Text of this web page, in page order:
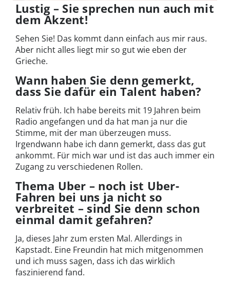
Lustig – Sie sprechen nun auch mit
dem Akzent!
Sehen Sie! Das kommt dann einfach aus mir raus.
Aber nicht alles liegt mir so gut wie eben der
Grieche.
Wann haben Sie denn gemerkt,
dass Sie dafür ein Talent haben?
Relativ früh. Ich habe bereits mit 19 Jahren beim
Radio angefangen und da hat man ja nur die
Stimme, mit der man überzeugen muss.
Irgendwann habe ich dann gemerkt, dass das gut
ankommt. Für mich war und ist das auch immer ein
Zugang zu verschiedenen Rollen.
Thema Uber – noch ist Uber-
Fahren bei uns ja nicht so
verbreitet – sind Sie denn schon
einmal damit gefahren?
Ja, dieses Jahr zum ersten Mal. Allerdings in
Kapstadt. Eine Freundin hat mich mitgenommen
und ich muss sagen, dass ich das wirklich
faszinierend fand.